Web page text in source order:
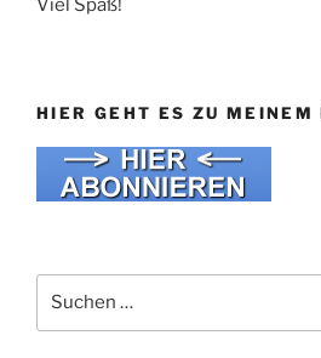
Viel Spaß!
HIER GEHT ES ZU MEINEM
nach: